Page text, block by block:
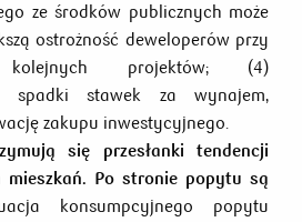
ze środków publicznych może
ostrożność deweloperów przy
kolejnych projektów; (4)
spadki stawek za wynajem,
zakupu inwestycyjnego.
się przesłanki tendencji
mieszkań. Po stronie popytu są
konsumpcyjnego popytu